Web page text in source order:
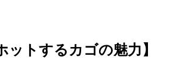
ットするカゴの魅力】